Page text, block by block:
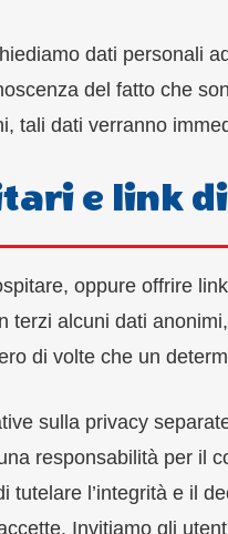
dati personali
del fatto che
tali dati verranno
e link
oppure offrire
terzi alcuni dati
di volte che un
sulla privacy
responsabilità per il
tutelare l’integrità e il
Invitiamo gli